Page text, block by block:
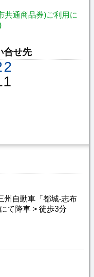
共通商品券)ご利用に
合せ先
州自動車「都城-志布
て降車 > 徒歩3分